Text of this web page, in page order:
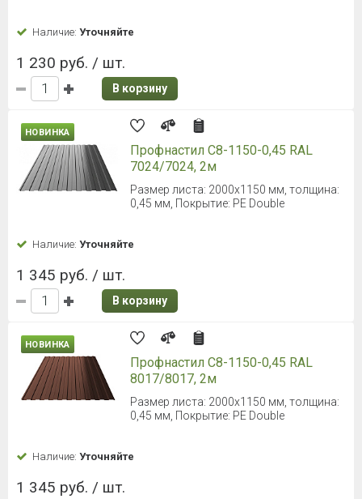
Наличие: Уточняйте
1 230 руб. / шт.
В корзину
НОВИНКА
Профнастил С8-1150-0,45 RAL
7024/7024, 2м
Размер листа: 2000х1150 мм, толщина:
0,45 мм, Покрытие: PE Double
Наличие: Уточняйте
1 345 руб. / шт.
В корзину
НОВИНКА
Профнастил С8-1150-0,45 RAL
8017/8017, 2м
Размер листа: 2000х1150 мм, толщина:
0,45 мм, Покрытие: PE Double
Наличие: Уточняйте
1 345 руб. / шт.